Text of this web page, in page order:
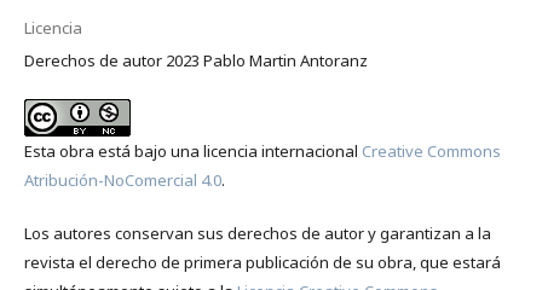
Licencia
Derechos de autor 2023 Pablo Martin Antoranz
Esta obra está bajo una licencia internacional Creative Commons
Atribución-NoComercial 4.0.
Los autores conservan sus derechos de autor y garantizan a la
revista el derecho de primera publicación de su obra, que estará